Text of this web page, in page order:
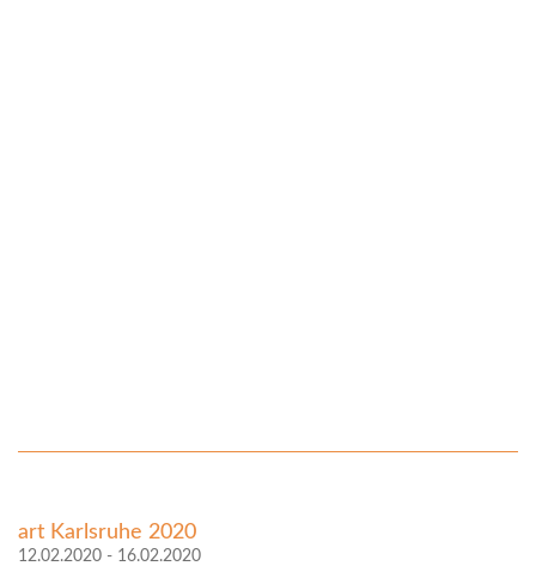
art Karlsruhe 2020
12.02.2020 - 16.02.2020